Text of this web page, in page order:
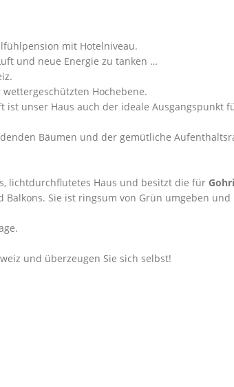
mit Hotelniveau.
und neue Energie zu tanken …
Hochebene.
unser Haus auch der ideale Ausgangspunkt
Bäumen und der gemütliche
lichtdurchflutetes Haus und besitzt die für
Sie ist ringsum von Grün umgeben und
und überzeugen Sie sich selbst!